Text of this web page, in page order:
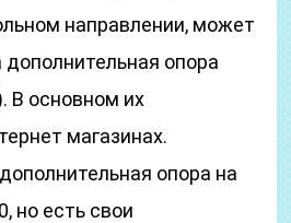
направлении, может
опора
В основном их
магазинах.
опора на
но есть свои